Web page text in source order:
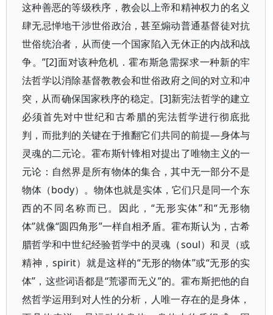
这种善恶的等级秩序，教会以上帝和精神权力的名义
肆无忌惮地干涉世俗政治，甚至煽动普通基督徒对抗
世俗统治者，从而使一个国家陷入无休正的内战和战
争。”[2]面对该种危机．霍布斯急需探求一种新的牢
法哲学以消除基督教教会和世俗政府之间的对立和冲
突，从而确保国家秩序的稳定。[3]新宪法哲学的建立
必须首先对中世纪和古希腊的宪法哲学进行彻底批
判，而批判的关键在于推翻它们共同的前提—身体与
灵魂的二元论。霍布斯针锋相对提出了唯物主义的一
元论：自然界是所有物体的集合，其中无一部分不是
物体（body）。物体也就是实体，它们只是同一个东
西的不同名称而已。因此，“无形实体”和“无形物
体”就像“圆四角形”一样自相矛盾。霍布斯认为，古希
腊哲学和中世纪经验哲学中的灵魂（soul）和灵（或
精神，spirit）就是这样的“无形的物体”或“无形的实
体”，这些词语都是“荒谬而无义”的。霍布斯把他的自
然哲学运用到对人性的分析，人唯一存在的是身体，